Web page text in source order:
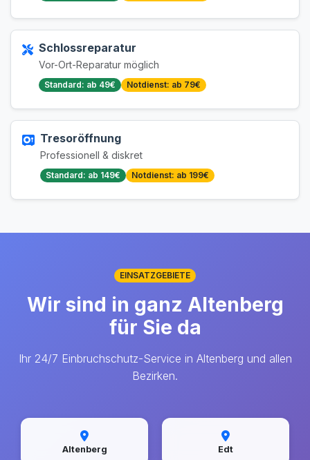
Schlossreparatur
Vor-Ort-Reparatur möglich
Standard: ab 49€ Notdienst: ab 79€
Tresoröffnung
Professionell & diskret
Standard: ab 149€ Notdienst: ab 199€
EINSATZGEBIETE
Wir sind in ganz Altenberg
für Sie da
Ihr 24/7 Einbruchschutz-Service in Altenberg und allen
Bezirken.
Altenberg Edt